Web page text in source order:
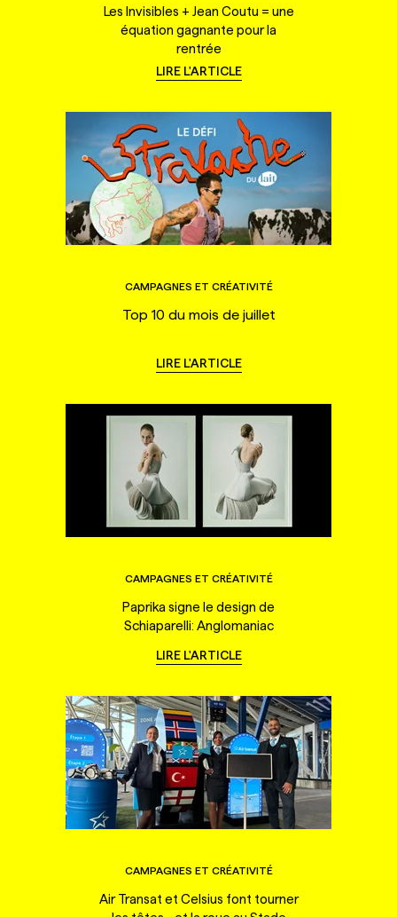
Les Invisibles + Jean Coutu = une
équation gagnante pour la
rentrée
LIRE L'ARTICLE
CAMPAGNES ET CRÉATIVITÉ
Top 10 du mois de juillet
LIRE L'ARTICLE
CAMPAGNES ET CRÉATIVITÉ
Paprika signe le design de
Schiaparelli: Anglomaniac
LIRE L'ARTICLE
CAMPAGNES ET CRÉATIVITÉ
Air Transat et Celsius font tourner